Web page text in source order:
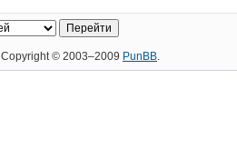
. Copyright © 2003–2009 PunBB